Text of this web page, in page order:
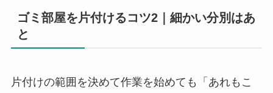
ゴミ部屋を片付けるコツ2｜細かい分別はあ
と
片付けの範囲を決めて作業を始めても「あれもこ